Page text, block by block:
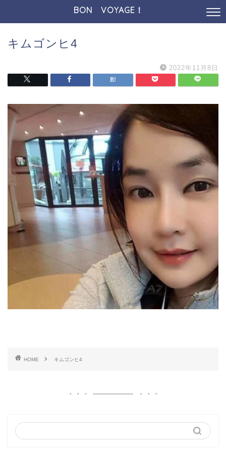
BON VOYAGE！
キムゴンヒ4
2022年11月8日
HOME キムゴンヒ4